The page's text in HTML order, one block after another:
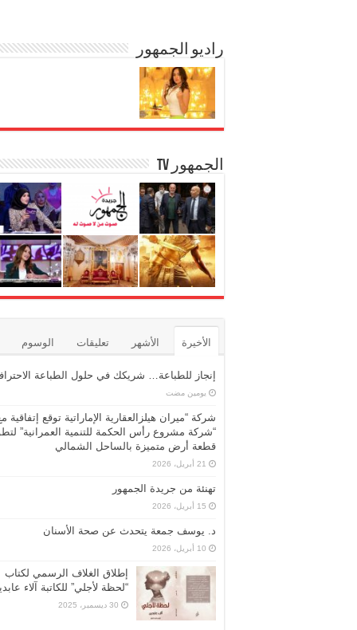
راديو الجمهور
الجمهور TV
الأخيرة الأشهر تعليقات الوسوم
إنجاز للطباعة… شريكك في حلول الطباعة
‏يومين مضت
شركة “ميران هيلزالعقارية الإماراتية توقع إتفاقية
“شركة مشروع رأس الحكمة للتنمية العمرانية”
قطعة أرض متميزة بالساحل الشمالي
21 أبريل، 2026
تهنئة من جريدة الجمهور
15 أبريل، 2026
د. يوسف جمعة يتحدث عن صحة الأسنان
10 أبريل، 2026
إطلاق الغلاف الرسمي لكتاب
“لحظة لأجلي” للكاتبة آلاء
30 ديسمبر، 2025